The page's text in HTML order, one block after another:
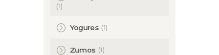
(1)
Yogures (1)
Zumos (1)